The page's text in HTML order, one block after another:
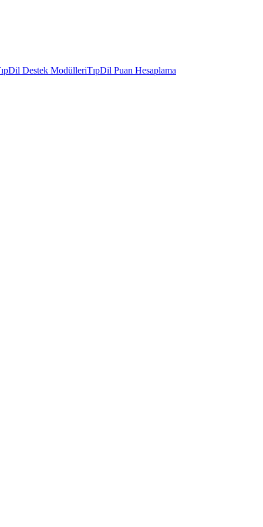
Destek ModülleriTıpDil Puan Hesaplama